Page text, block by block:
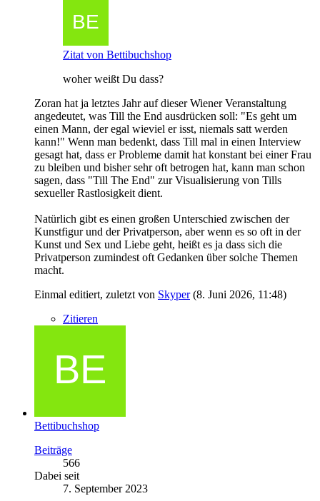
Zitat von Bettibuchshop
woher weißt Du dass?
Zoran hat ja letztes Jahr auf dieser Wiener Veranstaltung
angedeutet, was Till the End ausdrücken soll: "Es geht um
einen Mann, der egal wieviel er isst, niemals satt werden
kann!" Wenn man bedenkt, dass Till mal in einen Interview
gesagt hat, dass er Probleme damit hat konstant bei einer Frau
zu bleiben und bisher sehr oft betrogen hat, kann man schon
sagen, dass "Till The End" zur Visualisierung von Tills
sexueller Rastlosigkeit dient.
Natürlich gibt es einen großen Unterschied zwischen der
Kunstfigur und der Privatperson, aber wenn es so oft in der
Kunst und Sex und Liebe geht, heißt es ja dass sich die
Privatperson zumindest oft Gedanken über solche Themen
macht.
Einmal editiert, zuletzt von Skyper(8. Juni 2026, 11:48)
Zitieren
Bettibuchshop
Beiträge
566
Dabei seit
7. September 2023